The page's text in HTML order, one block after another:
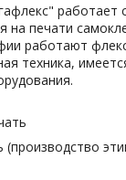
работает
на печати
работают
техника,
(производство